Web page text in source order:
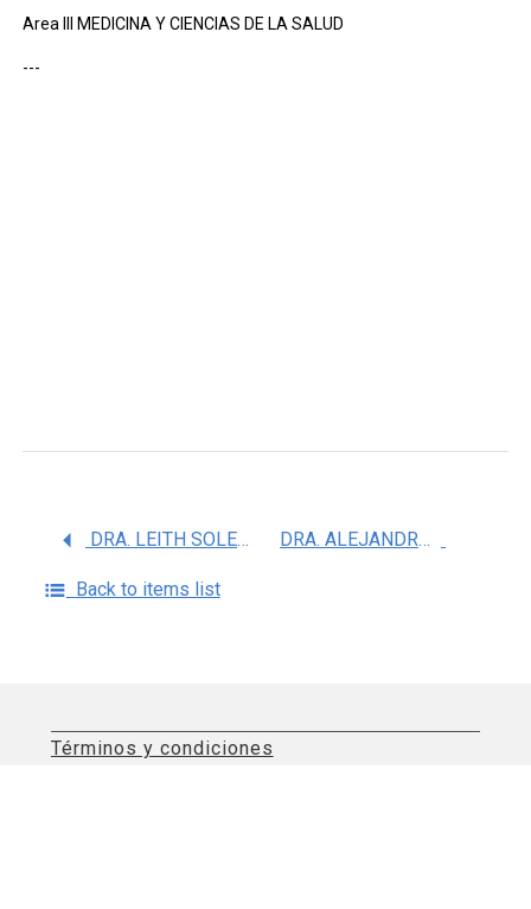
Area III MEDICINA Y CIENCIAS DE LA SALUD
---
DRA. LEITH SOLEDAD LEON MALDONADO DRA. ALEJANDRA JAUREGUI DE LA MOTA
Back to items list
Términos y condiciones